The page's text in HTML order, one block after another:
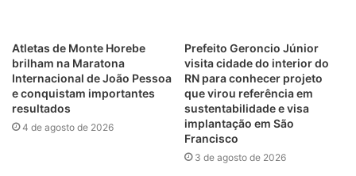
Atletas de Monte Horebe
brilham na Maratona
Internacional de João Pessoa
e conquistam importantes
resultados
4 de agosto de 2026
Prefeito Geroncio Júnior
visita cidade do interior do
RN para conhecer projeto
que virou referência em
sustentabilidade e visa
implantação em São
Francisco
3 de agosto de 2026